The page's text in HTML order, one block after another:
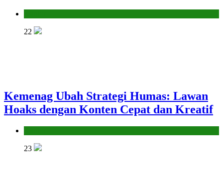
22
Kemenag Ubah Strategi Humas: Lawan
Hoaks dengan Konten Cepat dan Kreatif
23